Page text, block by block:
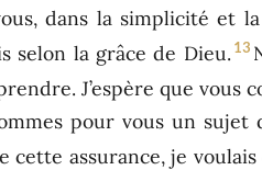
dans la simplicité et
selon la grâce de Dieu. 13
J’espère que vous
pour vous un
cette assurance, je